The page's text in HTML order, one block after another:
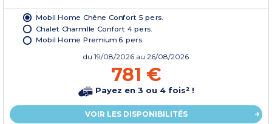
Mobil Home Chêne Confort 5 pers.
Chalet Charmille Confort 4 pers.
Mobil Home Premium 6 pers
du 19/08/2026 au 26/08/2026
781 €
Payez en 3 ou 4 fois² !
VOIR LES DISPONIBILITÉS